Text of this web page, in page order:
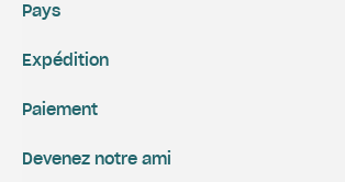
Expédition
Paiement
Devenez notre ami
Pays